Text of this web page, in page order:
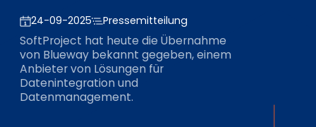
ESG
Über uns
24-09-2025 Pressemitteilung
SoftProject hat heute die Übernahme
von Blueway bekannt gegeben, einem
Anbieter von Lösungen für
Datenintegration und
Datenmanagement.